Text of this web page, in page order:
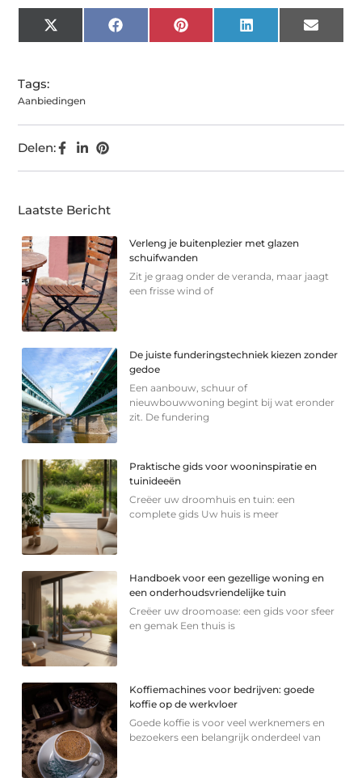
X
(Twitter)
Facebook Pinterest LinkedIn Email
Tags:
Aanbiedingen
Delen:
Laatste Bericht
Verleng je buitenplezier met glazen
schuifwanden
Zit je graag onder de veranda, maar jaagt
een frisse wind of
De juiste funderingstechniek kiezen zonder
gedoe
Een aanbouw, schuur of
nieuwbouwwoning begint bij wat eronder
zit. De fundering
Praktische gids voor wooninspiratie en
tuinideeën
Creëer uw droomhuis en tuin: een
complete gids Uw huis is meer
Handboek voor een gezellige woning en
een onderhoudsvriendelijke tuin
Creëer uw droomoase: een gids voor sfeer
en gemak Een thuis is
Koffiemachines voor bedrijven: goede
koffie op de werkvloer
Goede koffie is voor veel werknemers en
bezoekers een belangrijk onderdeel van